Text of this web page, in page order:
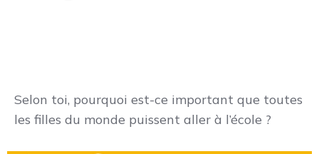
Selon toi, pourquoi est-ce important que toutes
les filles du monde puissent aller à l’école ?